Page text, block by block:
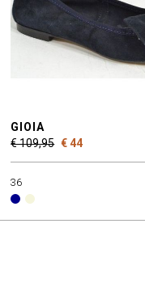
GIOIA
€ 109,95 € 44
36